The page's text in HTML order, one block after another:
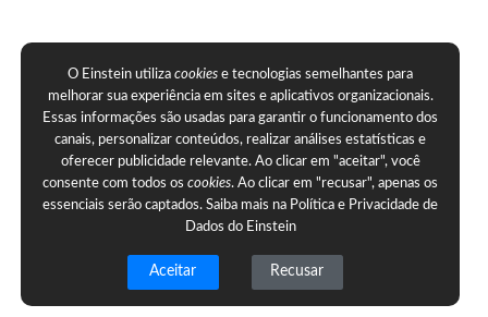
O Einstein utilizacookies e tecnologias semelhantes para
melhorar sua experiência em sites e aplicativos organizacionais.
Essas informações são usadas para garantir o funcionamento dos
canais, personalizar conteúdos, realizar análises estatísticas e
oferecer publicidade relevante. Ao clicar em "aceitar", você
consente com todos oscookies. Ao clicar em "recusar", apenas os
essenciais serão captados. Saiba mais na Política e Privacidade de
Dados do Einstein
Aceitar Recusar